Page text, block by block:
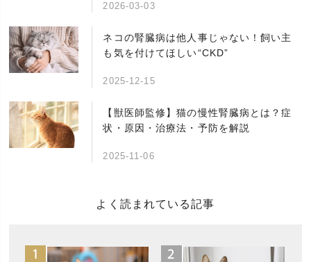
2026-03-03
ネコの腎臓病は他人事じゃない！飼い主
も気を付けてほしい“CKD”
2025-12-15
【獣医師監修】猫の慢性腎臓病とは？症
状・原因・治療法・予防を解説
2025-11-06
よく読まれている記事